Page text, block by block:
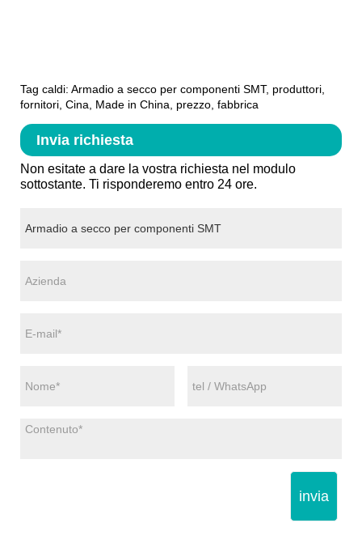
Tag caldi: Armadio a secco per componenti SMT, produttori,
fornitori, Cina, Made in China, prezzo, fabbrica
Invia richiesta
Non esitate a dare la vostra richiesta nel modulo
sottostante. Ti risponderemo entro 24 ore.
invia